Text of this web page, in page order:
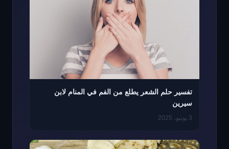
تفسير حلم الشعر يطلع من الفم في المنام لابن
سيرين
3 يونيو، 2025